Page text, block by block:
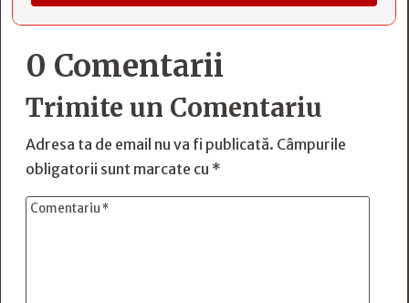
0 Comentarii
Trimite un Comentariu
Adresa ta de email nu va fi publicată. Câmpurile
obligatorii sunt marcate cu *